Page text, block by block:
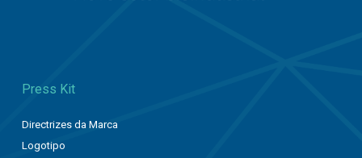
Press Kit
Directrizes da Marca
Logotipo